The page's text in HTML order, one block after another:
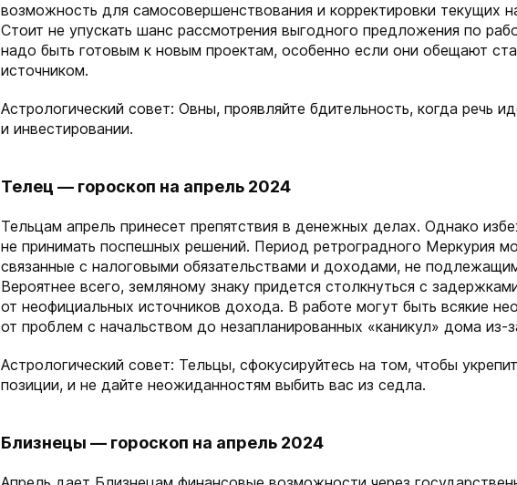
возможность для самосовершенствования и корректировки текущих
Стоит не упускать шанс рассмотрения выгодного предложения по
надо быть готовым к новым проектам, особенно если они обещают
источником.
Астрологический совет: Овны, проявляйте бдительность, когда речь
и инвестировании.
Телец — гороскоп на апрель 2024
Тельцам апрель принесет препятствия в денежных делах. Однако
не принимать поспешных решений. Период ретроградного Меркурия
связанные с налоговыми обязательствами и доходами, не
Вероятнее всего, земляному знаку придется столкнуться с
от неофициальных источников дохода. В работе могут быть всякие
от проблем с начальством до незапланированных «каникул» дома из-
Астрологический совет: Тельцы, сфокусируйтесь на том, чтобы
позиции, и не дайте неожиданностям выбить вас из седла.
Близнецы — гороскоп на апрель 2024